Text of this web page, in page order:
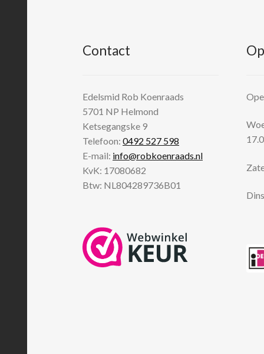
Contact
Edelsmid Rob Koenraads
5701 NP Helmond
Ketsegangske 9
Telefoon:0492 527 598
E-mail: info@robkoenraads.nl
KvK: 17080682
Btw: NL804289736B01